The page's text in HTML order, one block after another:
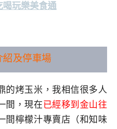
喝玩樂美食通
紹及停車場
的烤玉米，我相信很多人
間，現在 已經移到金山往
間檸檬汁專賣店（和知味